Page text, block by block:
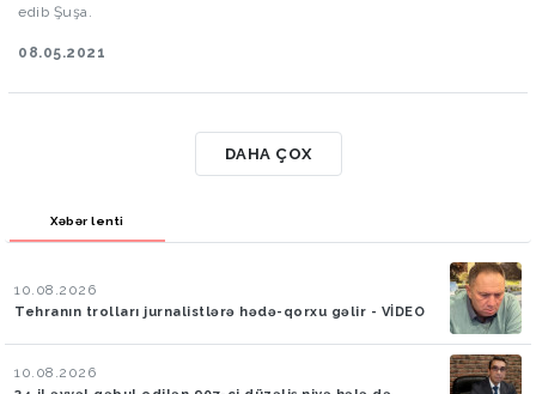
edib Şuşa.
08.05.2021
DAHA ÇOX
Xəbər lenti
10.08.2026
Tehranın trolları jurnalistlərə hədə-qorxu gəlir - VİDEO
10.08.2026